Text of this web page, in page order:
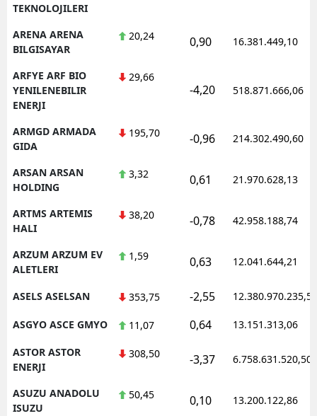
TEKNOLOJILERI
ARENA ARENA
BILGISAYAR
20,24 0,90 16.381.449,10
ARFYE ARF BIO
YENILENEBILIR
ENERJI
29,66
-4,20 518.871.666,06
ARMGD ARMADA
GIDA
195,70 -0,96 214.302.490,60
ARSAN ARSAN
HOLDING
3,32 0,61 21.970.628,13
ARTMS ARTEMIS
HALI
38,20 -0,78 42.958.188,74
ARZUM ARZUM EV
ALETLERI
1,59 0,63 12.041.644,21
ASELS ASELSAN 353,75 -2,55 12.380.970.235,50
ASGYO ASCE GMYO 11,07 0,64 13.151.313,06
ASTOR ASTOR
ENERJI
308,50 -3,37 6.758.631.520,50
ASUZU ANADOLU
ISUZU
50,45 0,10 13.200.122,86